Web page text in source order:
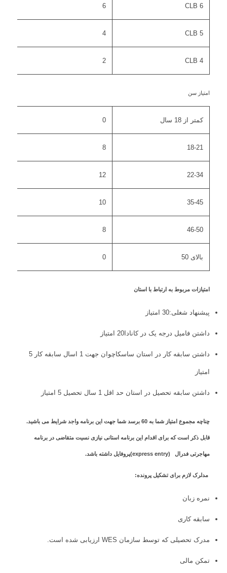
CLB 6
6
CLB 5
4
CLB 4
2
امتیاز سن
کمتر از 18 سال 0
18-21
8
22-34
12
35-45
10
46-50
8
بالای 50 0
امتیازات مربوط به ارتباط با استان
پیشنهاد شغلی:30 امتیاز
داشتن فامیل درجه یک در کانادا20 امتیاز
داشتن سابقه کار در استان ساسکاچوان جهت 1 اسال سابقه کار 5
امتیاز
داشتن سابقه تحصیل در استان حد اقل 1 سال تحصیل 5 امتیاز
چناچه مجموع امتیاز شما به 60 برسد شما جهت این برنامه واجد شرایط می باشید.
قابل ذکر است که برای اقدام این برنامه استانی نیازی نسیت متقاضی در برنامه
مهاجرتی فدرال (express entry) پروفایل داشته باشد.
مدلرک لازم برای تشکیل پرونده:
نمره زبان
سابقه کاری
مدرک تحصیلی که توسط سازمان WES ارزیابی شده است.
تمکن مالی